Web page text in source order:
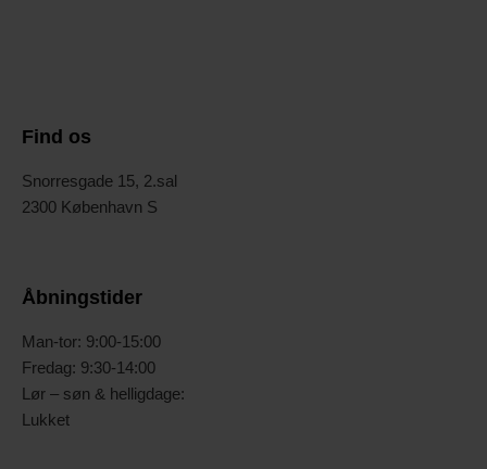
Find os
Snorresgade 15, 2.sal
2300 København S
Åbningstider
Man-tor: 9:00-15:00
Fredag: 9:30-14:00
Lør – søn & helligdage:
Lukket